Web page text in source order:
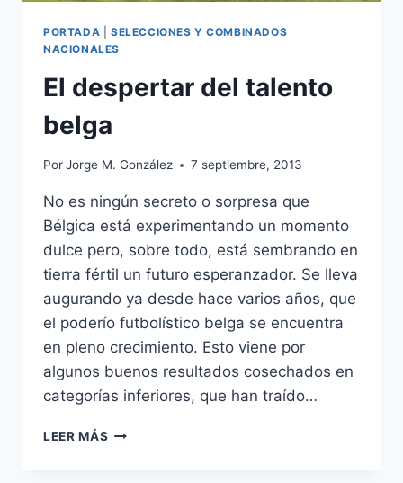
PORTADA
SELECCIONES Y COMBINADOS
NACIONALES
El despertar del talento
belga
PorJorge M. González 7 septiembre, 2013
No es ningún secreto o sorpresa que
Bélgica está experimentando un momento
dulce pero, sobre todo, está sembrando en
tierra fértil un futuro esperanzador. Se lleva
augurando ya desde hace varios años, que
el poderío futbolístico belga se encuentra
en pleno crecimiento. Esto viene por
algunos buenos resultados cosechados en
categorías inferiores, que han traído…
LEER MÁS